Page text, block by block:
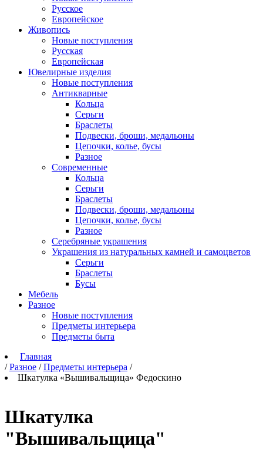
Русское
Европейское
Живопись
Новые поступления
Русская
Европейская
Ювелирные изделия
Новые поступления
Антикварные
Кольца
Серьги
Браслеты
Подвески, броши, медальоны
Цепочки, колье, бусы
Разное
Современные
Кольца
Серьги
Браслеты
Подвески, броши, медальоны
Цепочки, колье, бусы
Разное
Серебряные украшения
Украшения из натуральных камней и самоцветов
Серьги
Браслеты
Бусы
Мебель
Разное
Новые поступления
Предметы интерьера
Предметы быта
Главная
/ Разное / Предметы интерьера /
Шкатулка «Вышивальщица» Федоскино
Шкатулка
"Вышивальщица"